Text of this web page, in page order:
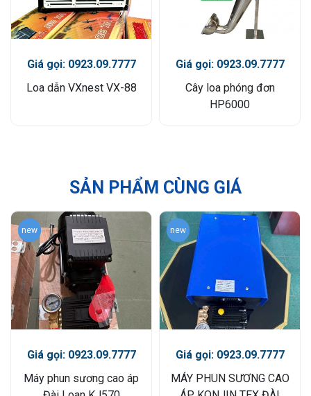
Giá gọi: 0923.09.7777
Loa dẫn VXnest VX-88
Giá gọi: 0923.09.7777
Cây loa phóng đơn
HP6000
SẢN PHẨM CÙNG GIÁ
new
Giá gọi: 0923.09.7777
Máy phun sương cao áp
new
Giá gọi: 0923.09.7777
MÁY PHUN SƯƠNG CAO